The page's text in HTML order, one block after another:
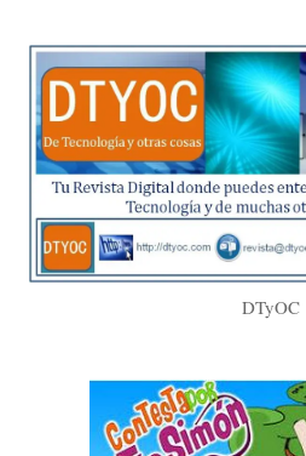
DTyOC